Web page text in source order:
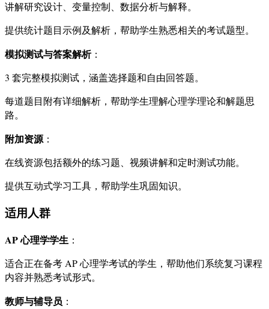
讲解研究设计、变量控制、数据分析与解释。
提供统计题目示例及解析，帮助学生熟悉相关的考试题型。
模拟测试与答案解析：
3 套完整模拟测试，涵盖选择题和自由回答题。
每道题目附有详细解析，帮助学生理解心理学理论和解题思
路。
附加资源 ：
在线资源包括额外的练习题、视频讲解和定时测试功能。
提供互动式学习工具，帮助学生巩固知识。
适用人群
AP 心理学学生 ：
适合正在备考 AP 心理学考试的学生，帮助他们系统复习课程
内容并熟悉考试形式。
教师与辅导员 ：